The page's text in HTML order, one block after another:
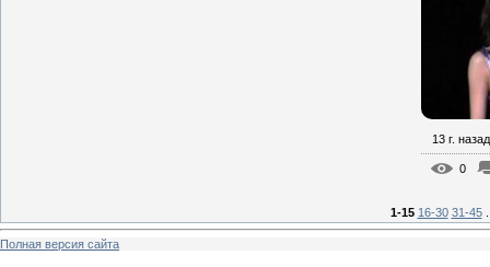
13 г. назад
0
1-15 16-30 31-45
Полная версия сайта